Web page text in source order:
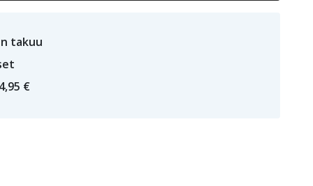
takuu
€